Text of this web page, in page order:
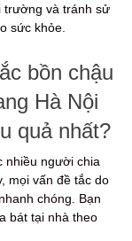
trường và tránh sử
sức khỏe.
bồn chậu
Hà Nội
quả nhất?
nhiều người chia
mọi vấn đề tắc do
chóng. Bạn
bát tại nhà theo